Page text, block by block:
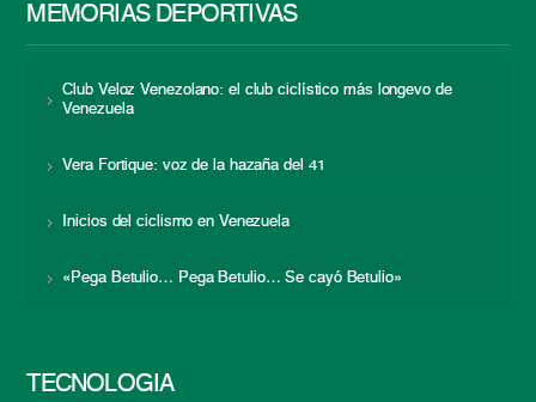
MEMORIAS DEPORTIVAS
Club Veloz Venezolano: el club ciclístico más longevo de
Venezuela
Vera Fortique: voz de la hazaña del 41
Inicios del ciclismo en Venezuela
«Pega Betulio… Pega Betulio… Se cayó Betulio»
TECNOLOGÍA